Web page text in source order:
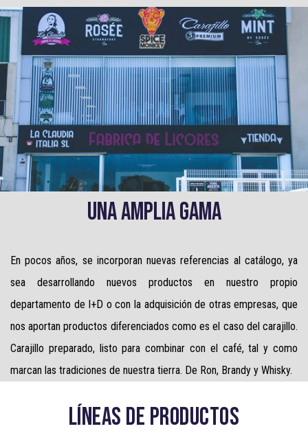
UNA AMPLIA GAMA
En pocos años, se incorporan nuevas referencias al catálogo, ya
sea desarrollando nuevos productos en nuestro propio
departamento de I+D o con la adquisición de otras empresas, que
nos aportan productos diferenciados como es el caso del carajillo.
Carajillo preparado, listo para combinar con el café, tal y como
marcan las tradiciones de nuestra tierra. De Ron, Brandy y Whisky.
LÍNEAS DE PRODUCTOS